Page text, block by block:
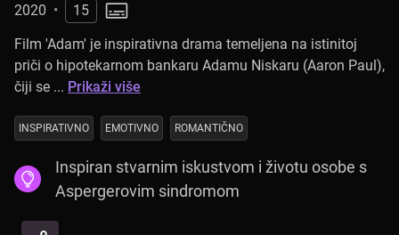
2020 •
15
Film 'Adam' je inspirativna drama temeljena na istinitoj
priči o hipotekarnom bankaru Adamu Niskaru (Aaron Paul),
čiji se ... Prikaži više
INSPIRATIVNO EMOTIVNO ROMANTIČNO
Inspiran stvarnim iskustvom i životu osobe s
Aspergerovim sindromom